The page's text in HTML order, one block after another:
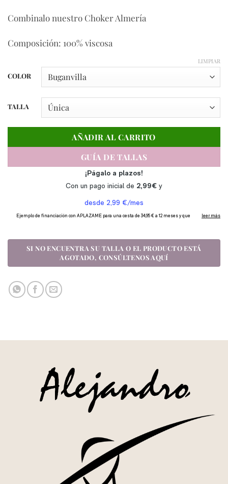
Combinalo nuestro Choker Almería
Composición: 100% viscosa
COLOR
TALLA
LIMPIAR
AÑADIR AL CARRITO
GUÍA DE TALLAS